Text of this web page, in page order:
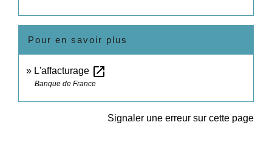
Pour en savoir plus
L'affacturage open_in_new
Banque de France
Signaler une erreur sur cette page